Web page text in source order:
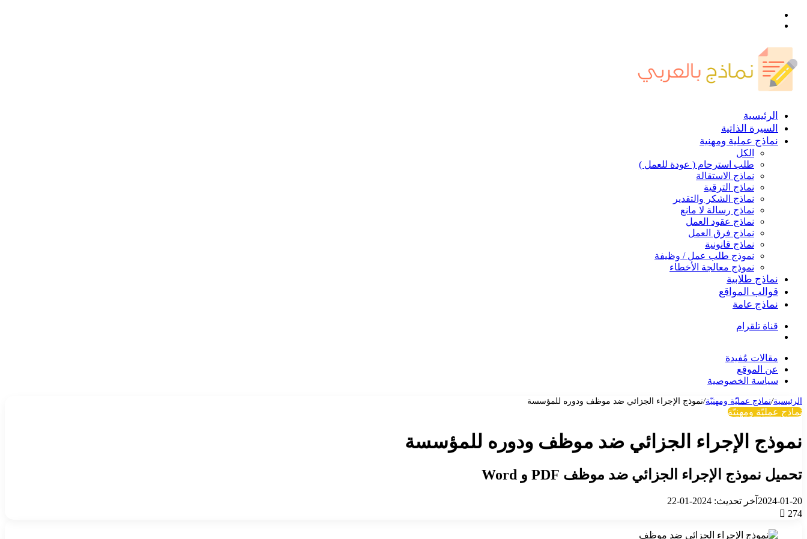
الرئيسية
السيرة الذاتية
نماذج عملية ومهنية
الكل
طلب استرحام ( عودة للعمل )
نماذج الاستقالة
نماذج الترقية
نماذج الشكر والتقدير
نماذج رسالة لا مانع
نماذج عقود العمل
نماذج فرق العمل
نماذج قانونية
نموذج طلب عمل / وظيفة
نموذج معالجة الأخطاء
نماذج طلابية
قوالب المواقع
نماذج عامة
قناة تلقرام
مقالات مُفيدة
عن الموقع
سياسة الخصوصية
الرئيسية/نماذج عمليّة ومهنيّة/نموذج الإجراء الجزائي ضد موظف ودوره للمؤسسة
نماذج عمليّة ومهنيّة
نموذج الإجراء الجزائي ضد موظف ودوره للمؤسسة
تحميل نموذج الإجراء الجزائي ضد موظف PDF و Word
2024-01-20 آخر تحديث: 2024-01-22
274